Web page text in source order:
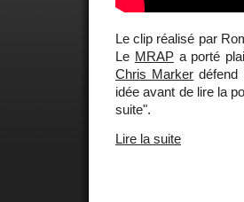
Le clip réalisé par
Le MRAPa porté
Chris Marker défend
idée avant de lire la
suite".
Lire la suite